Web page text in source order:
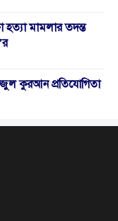
হত্যা মামলার তদন্ত
কুরআন প্রতিযোগিতা